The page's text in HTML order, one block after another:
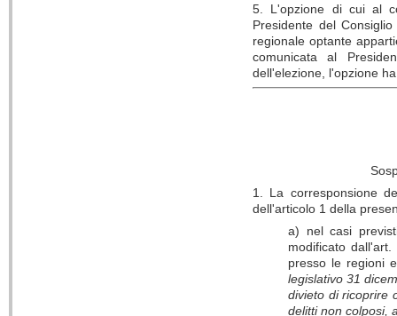
5. L'opzione di cui al
Presidente del
regionale optante
comunicata al
dell'elezione, l'opzione
1. La corresponsione
dell'articolo 1 della
a) nel casi
modificato
presso le regioni
legislativo 31
divieto di ricoprire
delitti non colposi,